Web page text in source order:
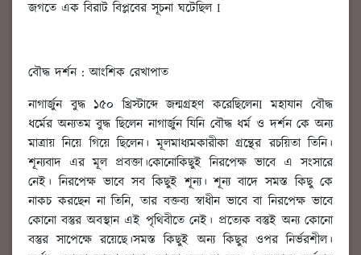
জগতে এক বিরাট বিপ্লবের সূচনা ঘটেছিল I
বৌদ্ধ দর্শন : আংশিক রেখাপাত
নাগার্জুন বুদ্ধ ১৫০ খ্রিস্টাব্দে জন্মগ্রহণ করেছিলেনI মহাযান বৌদ্ধ
ধর্মের অন্যতম বুদ্ধ ছিলেন নাগার্জুন যিনি বৌদ্ধ ধর্ম ও দর্শন কে অন্য
মাত্রায় নিয়ে গিয়ে ছিলেন। মূলমাধ্যমকারীকা গ্রন্থের রচয়িতা তিনি।
শূন্যবাদ এর মূল প্রবক্তা।কোনোকিছুই নিরপেক্ষ ভাবে এ সংসারে
নেই। নিরপেক্ষ ভাবে সব কিছুই শূন্য। শূন্য বাদে সমস্ত কিছু কে
নাকচ করছেন না তিনি, তার বক্তব্য স্বাধীন ভাবে বা নিরপেক্ষ ভাবে
কোনো বস্তুর অবস্থান এই পৃথিবীতে নেই। প্রত্যেক বস্তুই অন্য কোনো
বস্তুর সাপেক্ষে রয়েছে।সমস্ত কিছুই অন্য কিছুর ওপর নির্ভরশীল।